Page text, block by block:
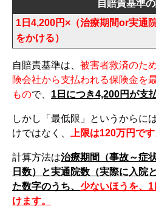
自賠責基準
1日4,200円×（治療期間or実通
をかける）
自賠責基準は、 被害者救済のた
険会社から支払われる保険金を
もので、 1日につき4,200円が支
しかし「最低限」というからに
けではなく、
上限は120万円です
計算方法は治療期間（事故～症
日数）と実通院数（実際に入院
た数字のうち、 少ないほうを、
けます。